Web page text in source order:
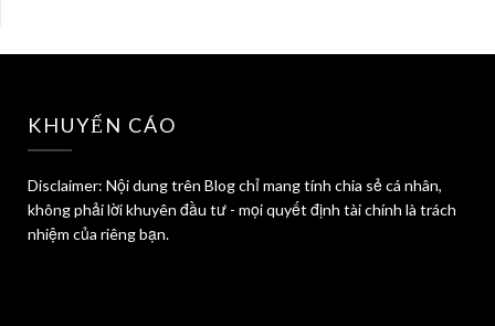
KHUYẾN CÁO
Disclaimer: Nội dung trên Blog chỉ mang tính chia sẻ cá nhân,
không phải lời khuyên đầu tư - mọi quyết định tài chính là trách
nhiệm của riêng bạn.